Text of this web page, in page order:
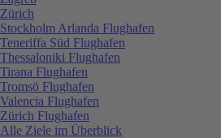
Zürich
Stockholm Arlanda Flughafen
Teneriffa Süd Flughafen
Thessaloniki Flughafen
Tirana Flughafen
Tromsö Flughafen
Valencia Flughafen
Zürich Flughafen
Alle Ziele im Überblick